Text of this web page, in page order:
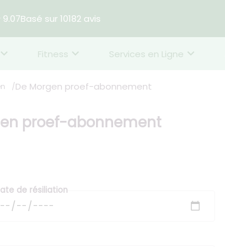
9.07Basé sur 10182 avis
Fitness Services en Ligne
De Morgen proef-abonnement
proef-abonnement
de résiliation